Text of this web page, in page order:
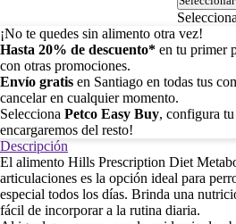
¡No te quedes sin alimento otra vez!
Hasta 20% de descuento* en tu primer
con otras promociones.
Envío gratis en Santiago en todas tus
cancelar en cualquier momento.
Selecciona Petco Easy Buy, configura
encargaremos del resto!
Descripción
El alimento Hills Prescription Diet
articulaciones es la opción ideal para
especial todos los días. Brinda una
fácil de incorporar a la rutina diaria.